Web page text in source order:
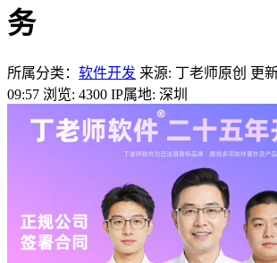
务
所属分类： 软件开发 来源: 丁老师原创 更
09:57 浏览: 4300 IP属地: 深圳